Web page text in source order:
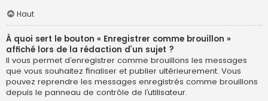
Haut
À quoi sert le bouton « Enregistrer comme brouillon »
affiché lors de la rédaction d’un sujet ?
Il vous permet d’enregistrer comme brouillons les messages
que vous souhaitez finaliser et publier ultérieurement. Vous
pouvez reprendre les messages enregistrés comme brouillons
depuis le panneau de contrôle de l’utilisateur.